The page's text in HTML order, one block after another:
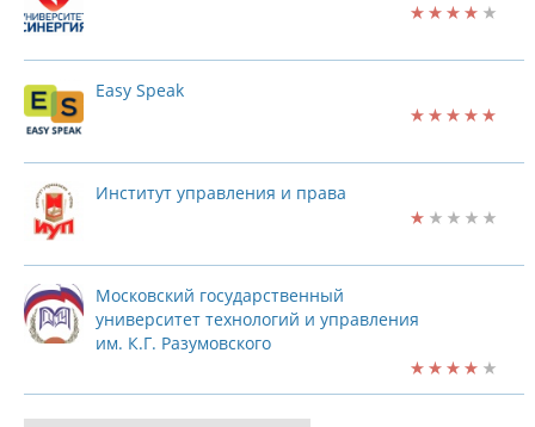
Easy Speak
Институт управления и права
Московский государственный
университет технологий и управления
им. К.Г. Разумовского